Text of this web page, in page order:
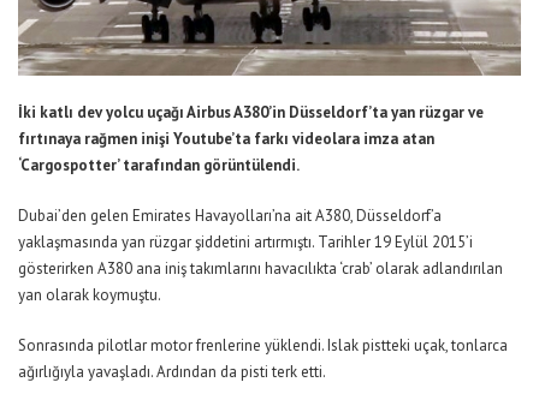
İki katlı dev yolcu uçağı Airbus A380’in Düsseldorf’ta yan rüzgar ve
fırtınaya rağmen inişi Youtube’ta farkı videolara imza atan
‘Cargospotter’ tarafından görüntülendi.
Dubai’den gelen Emirates Havayolları’na ait A380, Düsseldorf’a
yaklaşmasında yan rüzgar şiddetini artırmıştı. Tarihler 19 Eylül 2015’i
gösterirken A380 ana iniş takımlarını havacılıkta ‘crab’ olarak adlandırılan
yan olarak koymuştu.
Sonrasında pilotlar motor frenlerine yüklendi. Islak pistteki uçak, tonlarca
ağırlığıyla yavaşladı. Ardından da pisti terk etti.